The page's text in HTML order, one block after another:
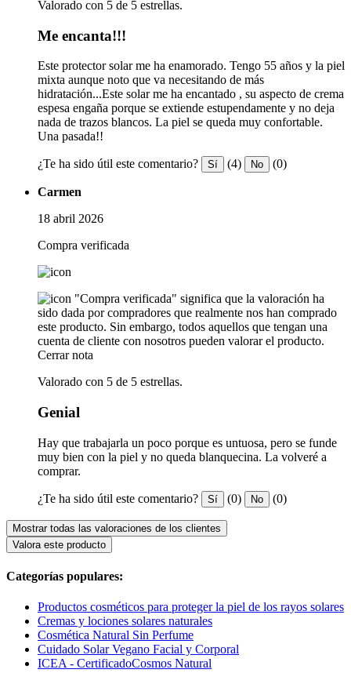
Valorado con 5 de 5 estrellas.
Me encanta!!!
Este protector solar me ha enamorado. Tengo 55 años y la piel
mixta aunque noto que va necesitando de más
hidratación...Este solar me ha encantado , su aspecto de crema
espesa engaña porque se extiende estupendamente y no deja
nada de trazos blancos. La piel se queda muy confortable.
Una pasada!!
¿Te ha sido útil este comentario? Sí (4) No (0)
Carmen
18 abril 2026
Compra verificada
"Compra verificada" significa que la valoración ha
sido dada por compradores que realmente nos han comprado
este producto. Sin embargo, todos aquellos que tengan una
cuenta de cliente con nosotros pueden valorar el producto.
Cerrar nota
Valorado con 5 de 5 estrellas.
Genial
Hay que trabajarla un poco porque es untuosa, pero se funde
muy bien con la piel y no queda blanquecina. La volveré a
comprar.
¿Te ha sido útil este comentario? Sí (0) No (0)
Mostrar todas las valoraciones de los clientes
Valora este producto
Categorías populares:
Productos cosméticos para proteger la piel de los rayos solares
Cremas y lociones solares naturales
Cosmética Natural Sin Perfume
Cuidado Solar Vegano Facial y Corporal
ICEA - CertificadoCosmos Natural